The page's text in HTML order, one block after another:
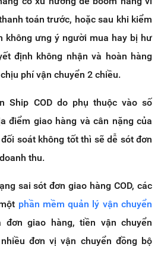
toán trước, hoặc sau khi kiểm
không ưng ý người mua hay bị hư
định không nhận và hoàn hàng
phí vận chuyển 2 chiều.
Ship COD do phụ thuộc vào số
điểm giao hàng và cân nặng của
soát không tốt thì sẽ dễ sót đơn
thu.
sai sót đơn giao hàng COD, các
phần mềm quản lý vận chuyển
giao hàng, tiền vận chuyển
đơn vị vận chuyển đồng bộ